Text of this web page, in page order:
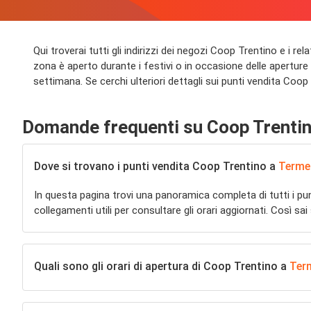
Qui troverai tutti gli indirizzi dei negozi Coop Trentino e i
zona è aperto durante i festivi o in occasione delle
settimana. Se cerchi ulteriori dettagli sui punti vendita
Domande frequenti su Coop
Dove si trovano i punti vendita Coop Trentino a
In questa pagina trovi una panoramica completa di tutti i
collegamenti utili per consultare gli orari aggiornati. Così
Quali sono gli orari di apertura di Coop Trentino a